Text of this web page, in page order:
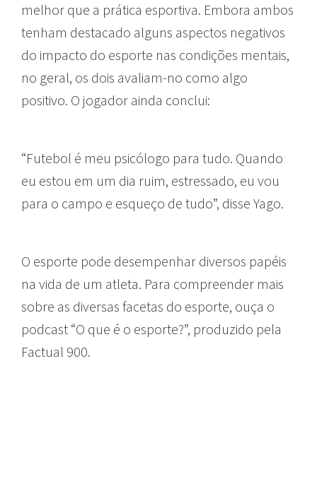
melhor que a prática esportiva. Embora ambos
tenham destacado alguns aspectos negativos
do impacto do esporte nas condições mentais,
no geral, os dois avaliam-no como algo
positivo. O jogador ainda conclui:
“Futebol é meu psicólogo para tudo. Quando
eu estou em um dia ruim, estressado, eu vou
para o campo e esqueço de tudo”, disse Yago.
O esporte pode desempenhar diversos papéis
na vida de um atleta. Para compreender mais
sobre as diversas facetas do esporte, ouça o
podcast “O que é o esporte?”, produzido pela
Factual 900.